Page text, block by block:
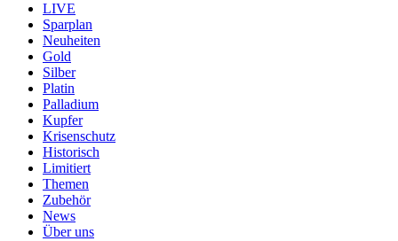
LIVE
Sparplan
Neuheiten
Gold
Silber
Platin
Palladium
Kupfer
Krisenschutz
Historisch
Limitiert
Themen
Zubehör
News
Über uns